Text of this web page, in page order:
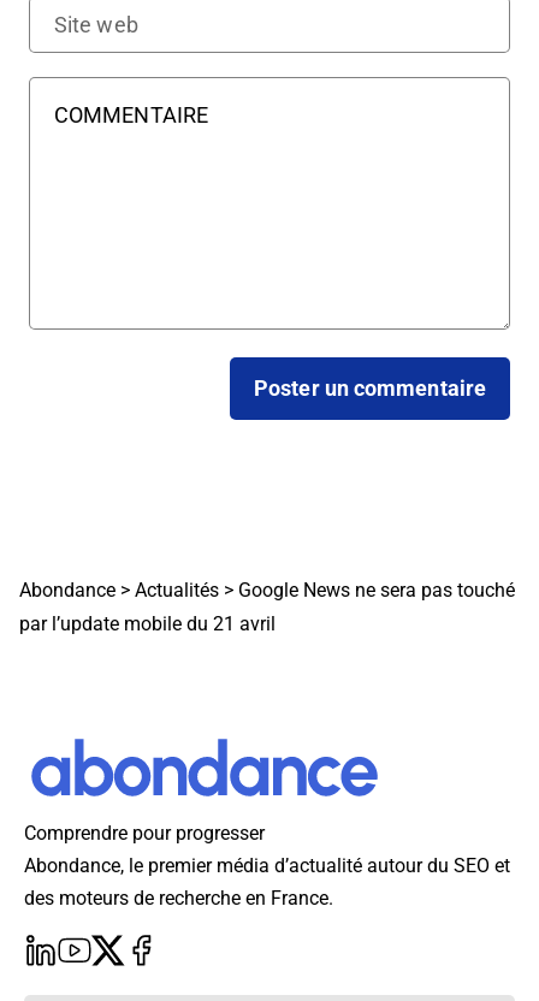
Abondance > Actualités > Google News ne sera pas touché
par l’update mobile du 21 avril
Comprendre pour progresser
Abondance, le premier média d’actualité autour du SEO et
des moteurs de recherche en France.